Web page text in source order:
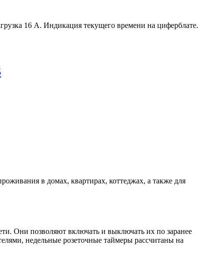
16 А. Индикация текущего времени на циферблате.
в домах, квартирах, коттеджах, а также для
Они позволяют включать и выключать их по заранее
недельные розеточные таймеры рассчитаны на